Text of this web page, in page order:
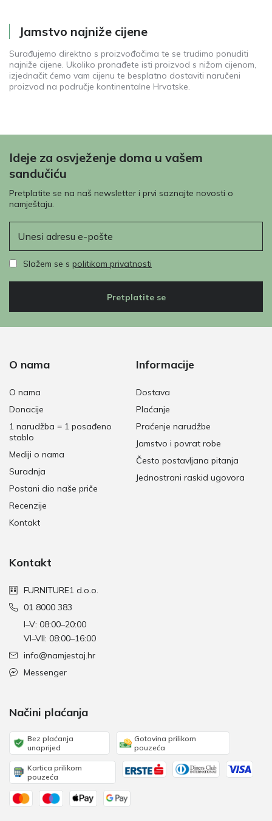
Jamstvo najniže cijene
Surađujemo direktno s proizvođačima te se trudimo ponuditi
najniže cijene. Ukoliko pronađete isti proizvod s nižom cijenom,
izjednačit ćemo vam cijenu te besplatno dostaviti naručeni
proizvod na područje kontinentalne Hrvatske.
Ideje za osvježenje doma u vašem
sandučiću
Pretplatite se na naš newsletter i prvi saznajte novosti o
namještaju.
Slažem se s politikom privatnosti
Pretplatite se
O nama
O nama
Donacije
1 narudžba = 1 posađeno
stablo
Mediji o nama
Suradnja
Postani dio naše priče
Recenzije
Kontakt
Informacije
Dostava
Plaćanje
Praćenje narudžbe
Jamstvo i povrat robe
Često postavljana pitanja
Jednostrani raskid ugovora
Kontakt
FURNITURE1 d.o.o.
01 8000 383
I–V: 08:00–20:00
VI–VII: 08:00–16:00
info@namjestaj.hr
Messenger
Načini plaćanja
Bez plaćanja
unaprijed
Gotovina prilikom
pouzeća
Kartica prilikom
pouzeća